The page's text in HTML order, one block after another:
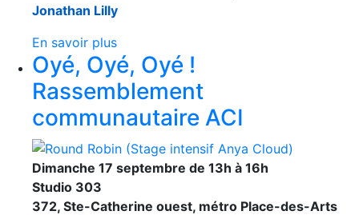
Jonathan Lilly
En savoir plus
Oyé, Oyé, Oyé !
Rassemblement
communautaire ACI
Dimanche 17 septembre de 13h à 16h
Studio 303
372, Ste-Catherine ouest, métro Place-des-Arts